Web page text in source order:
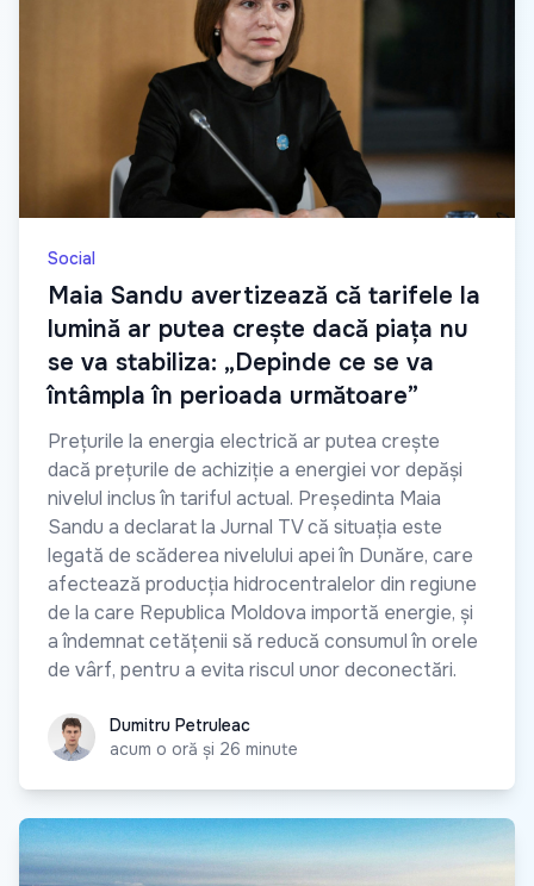
Social
Maia Sandu avertizează că tarifele la
lumină ar putea crește dacă piața nu
se va stabiliza: „Depinde ce se va
întâmpla în perioada următoare”
Prețurile la energia electrică ar putea crește
dacă prețurile de achiziție a energiei vor depăși
nivelul inclus în tariful actual. Președinta Maia
Sandu a declarat la Jurnal TV că situația este
legată de scăderea nivelului apei în Dunăre, care
afectează producția hidrocentralelor din regiune
de la care Republica Moldova importă energie, și
a îndemnat cetățenii să reducă consumul în orele
de vârf, pentru a evita riscul unor deconectări.
Dumitru Petruleac
Dumitru Petruleac
acum o oră și 26 minute